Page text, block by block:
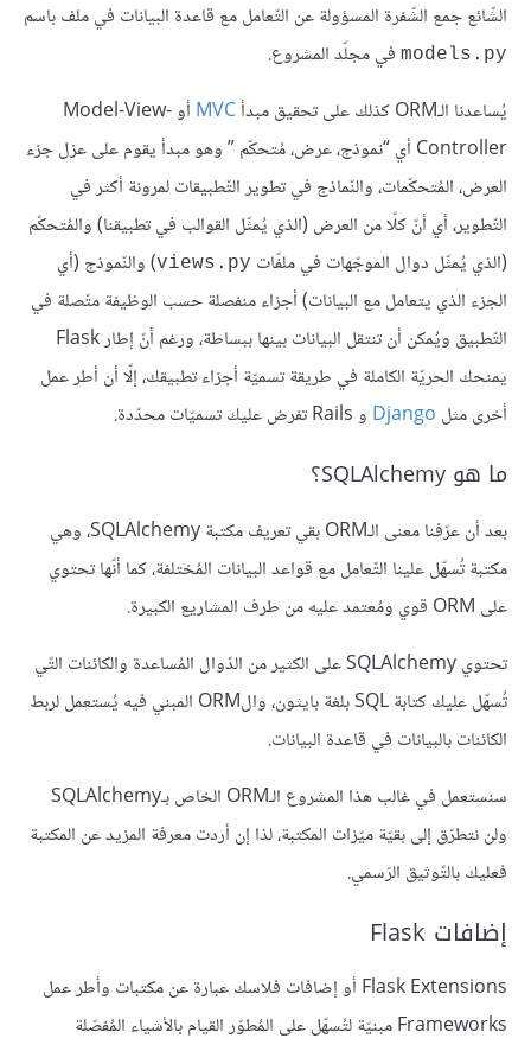
الشّائع جمع الشّفرة المسؤولة عن التّعامل مع قاعدة البيانات في ملف باسم
models.py في مجلّد المشروع.
يُساعدنا الـORM كذلك على تحقيق مبدأ
MVC
أو Model-View-
Controller أي “نموذج، عرض، مُتحكّم ” وهو مبدأ يقوم على عزل جزء
العرض، المُتحكّمات، والنّماذج في تطوير التّطبيقات لمرونة أكثر في
التّطوير، أي أنّ كلّا من العرض (الذي يُمثّل القوالب في تطبيقنا) والمُتحكّم
(الذي يُمثّل دوال الموجّهات في ملفّات views.py) والنّموذج (أي
الجزء الذي يتعامل مع البيانات) أجزاء منفصلة حسب الوظيفة متّصلة في
التّطبيق ويُمكن أن تنتقل البيانات بينها ببساطة، ورغم أنّ إطار Flask
يمنحك الحريّة الكاملة في طريقة تسميّة أجزاء تطبيقك، إلّا أن أطر عمل
أخرى مثل Django و Rails تفرض عليك تسميّات محدّدة.
ما هو SQLAlchemy؟
بعد أن عرّفنا معنى الـORM بقي تعريف مكتبة SQLAlchemy، وهي
مكتبة تُسهّل علينا التّعامل مع قواعد البيانات المُختلفة، كما أنّها تحتوي
على ORM قوي ومُعتمد عليه من طرف المشاريع الكبيرة.
تحتوي SQLAlchemy على الكثير من الدّوال المُساعدة والكائنات التّي
تُسهّل عليك كتابة SQL بلغة بايثون، والORM المبني فيه يُستعمل لربط
الكائنات بالبيانات في قاعدة البيانات.
سنستعمل في غالب هذا المشروع الـORM الخاص بـSQLAlchemy
ولن نتطرّق إلى بقيّة ميّزات المكتبة، لذا إن أردت معرفة المزيد عن المكتبة
فعليك بالتّوثيق الرّسمي.
إضافات Flask
Flask Extensions أو إضافات فلاسك عبارة عن مكتبات وأطر عمل
Frameworks مبنيّة لتُسهّل على المُطوّر القيام بالأشياء المُفصّلة